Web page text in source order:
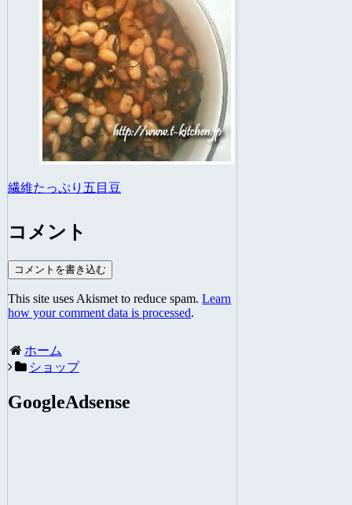
繊維たっぷり五目豆
コメント
コメントを書き込む
This site uses Akismet to reduce spam.Learn
how your comment data is processed.
ホーム
ショップ
GoogleAdsense